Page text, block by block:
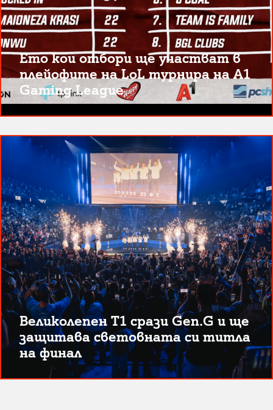
Ето кои отбори ще участват в
плейофите на LoL турнира на A1
Gaming League
Великолепен T1 срази Gen.G и ще
защитава световната си титла
на финал